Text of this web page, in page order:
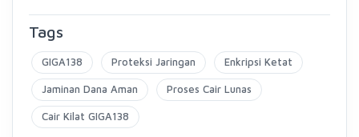
Tags
GIGA138 Proteksi Jaringan Enkripsi Ketat
Jaminan Dana Aman Proses Cair Lunas
Cair Kilat GIGA138